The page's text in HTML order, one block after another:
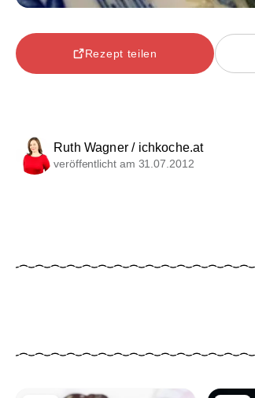
Rezept teilen
Ruth Wagner / ichkoche.at
veröffentlicht am 31.07.2012